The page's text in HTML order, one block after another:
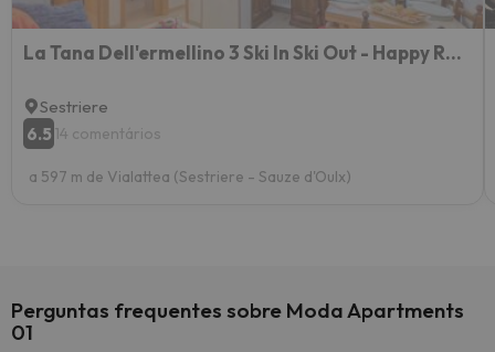
La Tana Dell'ermellino 3 Ski In Ski Out - Happy Rentals
Sestriere
6.5 14 comentários
a 597 m de Vialattea (Sestriere - Sauze d'Oulx)
Perguntas frequentes sobre Moda Apartments
01